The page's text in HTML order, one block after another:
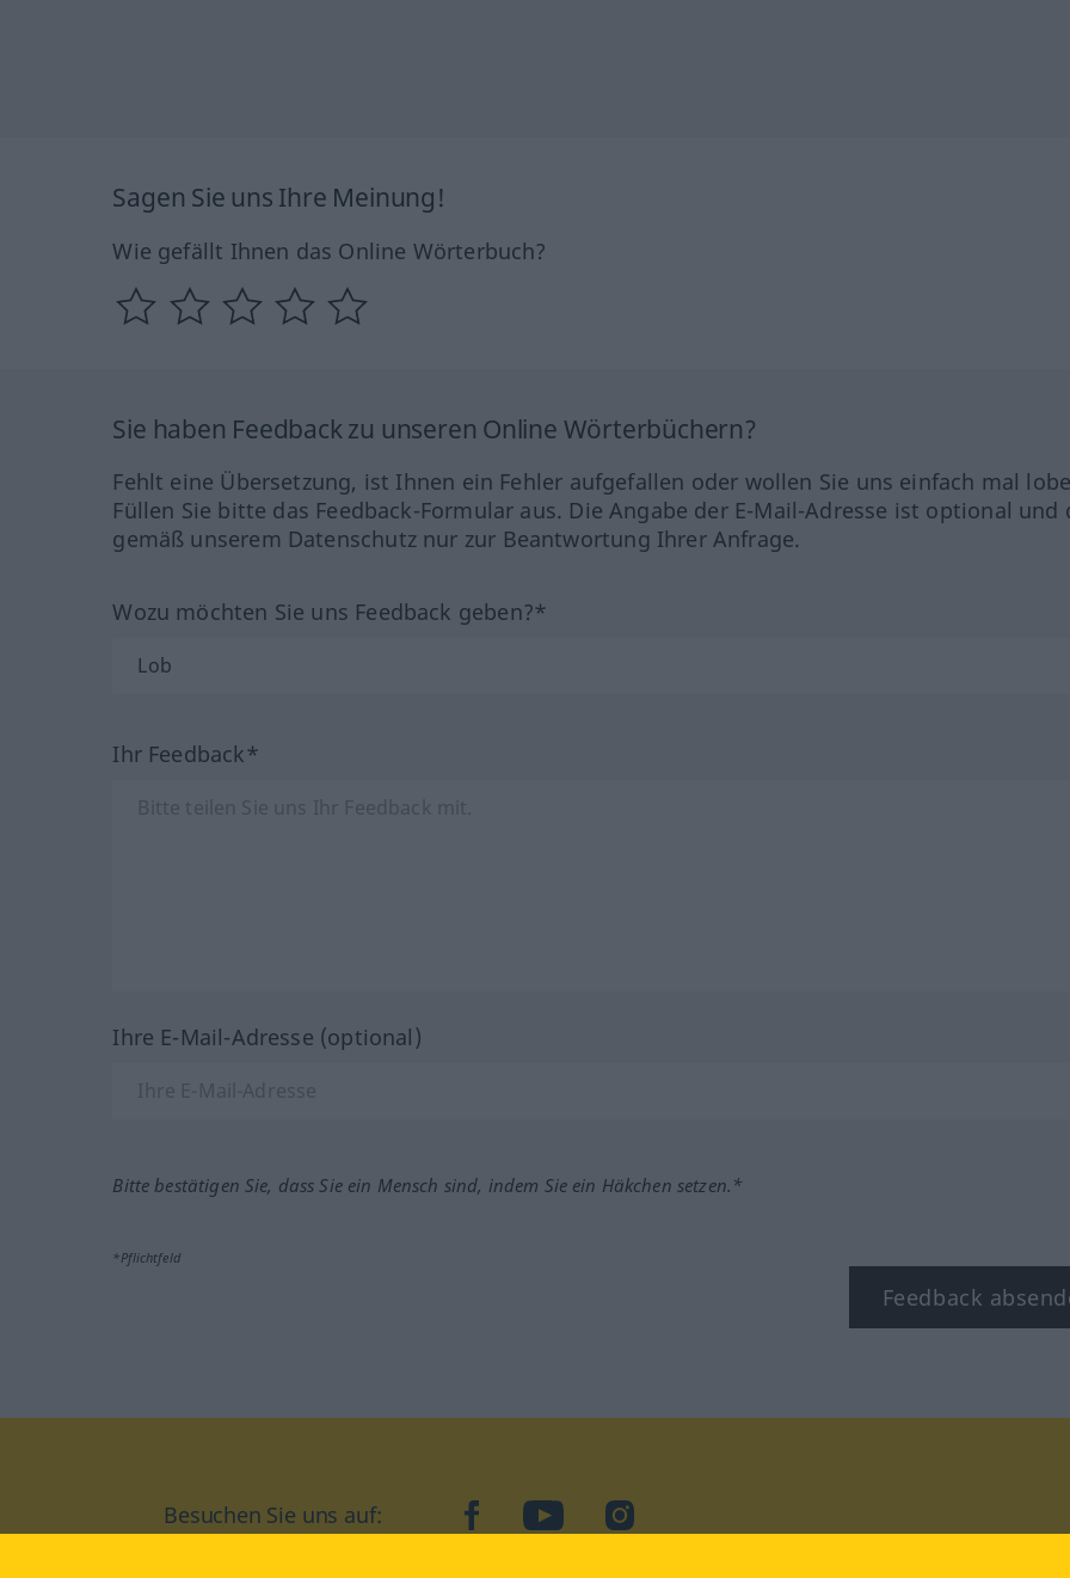
Sagen Sie uns Ihre Meinung!
Wie gefällt Ihnen das Online Wörterbuch?
Sie haben Feedback zu unseren Online Wörterbüchern?
Fehlt eine Übersetzung, ist Ihnen ein Fehler aufgefallen oder wollen Sie uns einfach mal
Füllen Sie bitte das Feedback-Formular aus. Die Angabe der E-Mail-Adresse ist optional und
gemäß unserem Datenschutz nur zur Beantwortung Ihrer Anfrage.
Wozu möchten Sie uns Feedback geben?*
Ihr Feedback*
Ihre E-Mail-Adresse (optional)
Bitte bestätigen Sie, dass Sie ein Mensch sind, indem Sie ein Häkchen setzen.*
*Pflichtfeld
Feedback
Besuchen Sie uns auf: facebookYouTubeInstagram